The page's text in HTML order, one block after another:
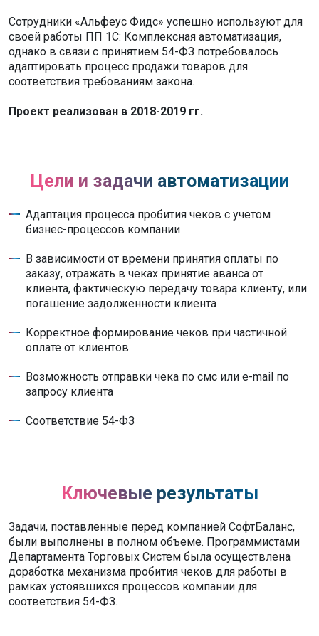
Сотрудники «Альфеус Фидс» успешно используют для
своей работы ПП 1С: Комплексная автоматизация,
однако в связи с принятием 54-ФЗ потребовалось
адаптировать процесс продажи товаров для
соответствия требованиям закона.
Проект реализован в 2018-2019 гг.
Цели и задачи автоматизации
Адаптация процесса пробития чеков с учетом
бизнес-процессов компании
В зависимости от времени принятия оплаты по
заказу, отражать в чеках принятие аванса от
клиента, фактическую передачу товара клиенту, или
погашение задолженности клиента
Корректное формирование чеков при частичной
оплате от клиентов
Возможность отправки чека по смс или e-mail по
запросу клиента
Соответствие 54-ФЗ
Ключевые результаты
Задачи, поставленные перед компанией СофтБаланс,
были выполнены в полном объеме. Программистами
Департамента Торговых Систем была осуществлена
доработка механизма пробития чеков для работы в
рамках устоявшихся процессов компании для
соответствия 54-ФЗ.